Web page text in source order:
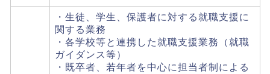
・生徒、学生、保護者に対する就職支援に
関する業務
・各学校等と連携した就職支援業務（就職
ガイダンス等）
・既卒者、若年者を中心に担当者制による